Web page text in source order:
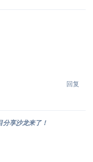
回复
享沙龙来了！